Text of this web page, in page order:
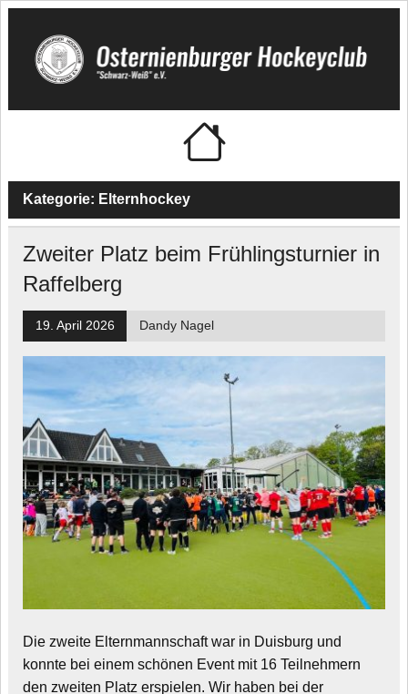
Skip
content
Osternienburger
Hockeyclub
Kategorie: Elternhockey
Zweiter Platz beim Frühlingsturnier in
Raffelberg
19. April 2026 Dandy Nagel
Die zweite Elternmannschaft war in Duisburg und
konnte bei einem schönen Event mit 16 Teilnehmern
den zweiten Platz erspielen. Wir haben bei der